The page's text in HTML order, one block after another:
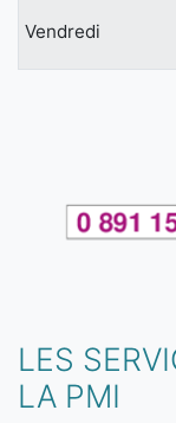
Vendredi
LES
LA PMI